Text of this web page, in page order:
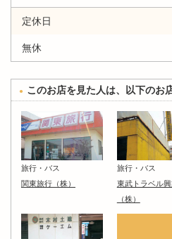
定休日
無休
このお店を見た人は、以下のお
旅行・バス
関東旅行（株）
旅行・バス
東武トラベル
（株）